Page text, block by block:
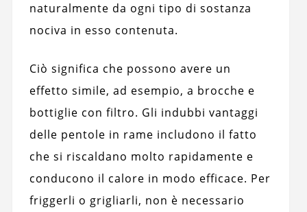
naturalmente da ogni tipo di sostanza
nociva in esso contenuta.
Ciò significa che possono avere un
effetto simile, ad esempio, a brocche e
bottiglie con filtro. Gli indubbi vantaggi
delle pentole in rame includono il fatto
che si riscaldano molto rapidamente e
conducono il calore in modo efficace. Per
friggerli o grigliarli, non è necessario